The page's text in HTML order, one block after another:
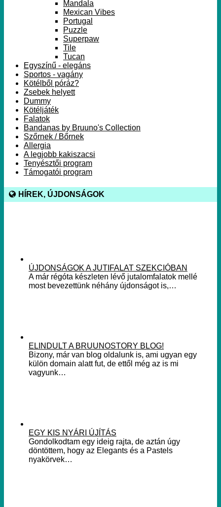
Mandala
Mexican Vibes
Portugal
Puzzle
Superpaw
Tile
Tucan
Egyszínű - elegáns
Sportos - vagány
Kötélből póráz?
Zsebek helyett
Dummy
Kötéljáték
Falatok
Bandanas by Bruuno's Collection
Szőrnek / Bőrnek
Allergia
A legjobb kakiszacsi
Tenyésztői program
Támogatói program
HÍREK, ÚJDONSÁGOK
ÚJDONSÁGOK A JUTIFALAT SZEKCIÓBAN
A már régóta készleten lévő jutalomfalatok mellé
most bevezettünk néhány újdonságot is,…
ELINDULT A BRUUNOSTORY BLOG!
Bizony, már van blog oldalunk is, ami ugyan egy
külön domain alatt fut, de ettől még az is mi
vagyunk…
EGY KIS NYÁRI ÚJÍTÁS
Gondolkodtam egy ideig rajta, de aztán úgy
döntöttem, hogy az Elegants és a Pastels
nyakörvek…